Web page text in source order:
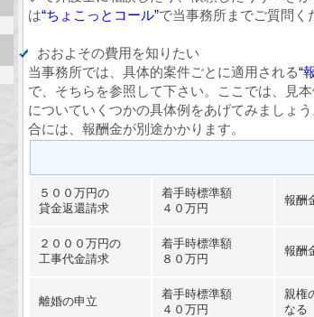
は“ちょこっとコール”で当事務所までご質問く
おおよその費用を知りたい
当事務所では、具体的案件ごとに適用される“
で、そちらを参照して下さい。ここでは、見
についていくつかの具体例をあげてみましょ
合には、報酬金が別途かかります。
５００万円の
貸金返還請求
着手時標準額
４０万円
報酬
２０００万円の
工事代金請求
着手時標準額
８０万円
報酬
離婚の申立
着手時標準額
４０万円
親権
なる